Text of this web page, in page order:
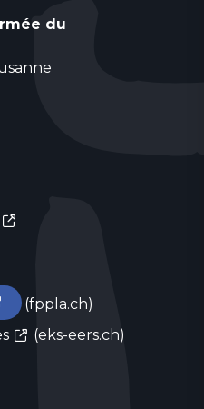
du
(fppla.ch)
(eks-eers.ch)